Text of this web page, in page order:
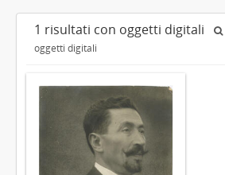
1 risultati con oggetti digitali
oggetti digitali